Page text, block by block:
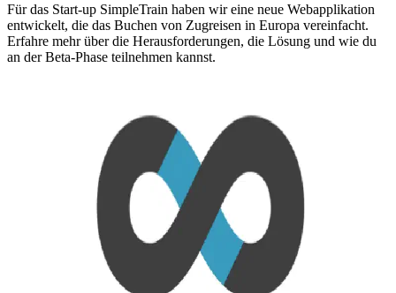
Für das Start-up SimpleTrain haben wir eine neue Webapplikation
entwickelt, die das Buchen von Zugreisen in Europa vereinfacht.
Erfahre mehr über die Herausforderungen, die Lösung und wie du
an der Beta-Phase teilnehmen kannst.